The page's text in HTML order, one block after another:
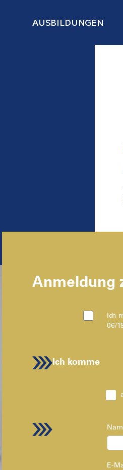
AUSBILDUNGEN
Anmeldung
Ich
06/
Ich komme
E-